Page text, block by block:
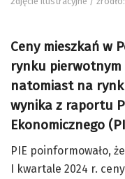
Ceny mieszkań w
rynku pierwotnym
natomiast na
wynika z raportu
Ekonomicznego
PIE poinformowało,
I kwartale 2024 r.